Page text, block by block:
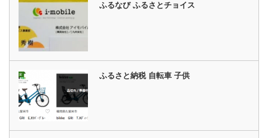
ふるなび ふるさとチョイス
ふるさと納税 自転車 子供